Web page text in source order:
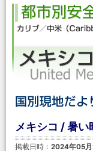
メキシコ / 暑
掲載日時： 2024年05月